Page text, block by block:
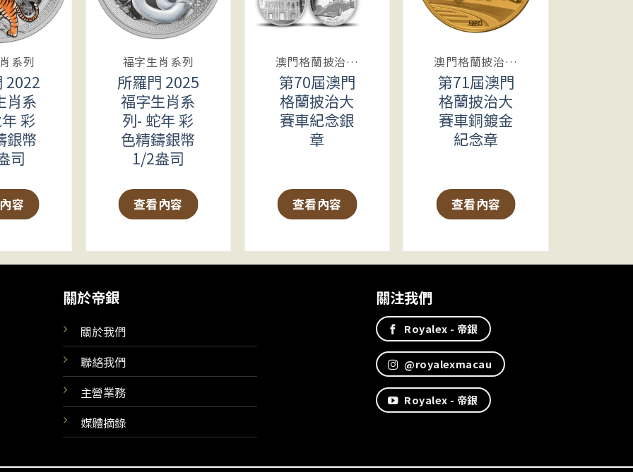
系列
2022
肖系
彩
銀幣
司
容
福字生肖系列
所羅門 2025
福字生肖系
列- 蛇年 彩
色精鑄銀幣
1/2盎司
查看內容
澳門格蘭披治大賽車
第70屆澳門
格蘭披治大
賽車紀念銀
章
查看內容
澳門格蘭披治大賽車
第71屆澳門
格蘭披治大
賽車銅鍍金
紀念章
查看內容
關於帝銀
關於我們
聯絡我們
主營業務
媒體摘錄
關注我們
Royalex - 帝銀
@royalexmacau
Royalex - 帝銀